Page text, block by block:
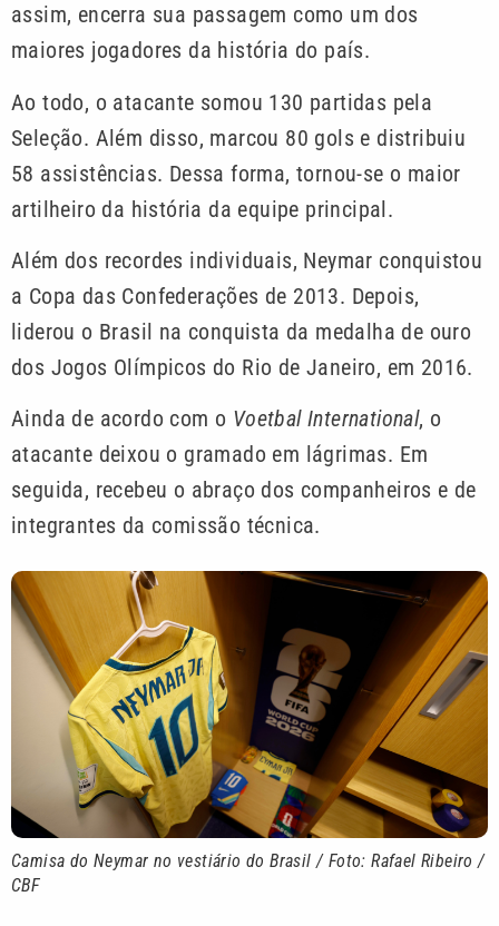
assim, encerra sua passagem como um dos
maiores jogadores da história do país.
Ao todo, o atacante somou 130 partidas pela
Seleção. Além disso, marcou 80 gols e distribuiu
58 assistências. Dessa forma, tornou-se o maior
artilheiro da história da equipe principal.
Além dos recordes individuais, Neymar conquistou
a Copa das Confederações de 2013. Depois,
liderou o Brasil na conquista da medalha de ouro
dos Jogos Olímpicos do Rio de Janeiro, em 2016.
Ainda de acordo com o Voetbal International, o
atacante deixou o gramado em lágrimas. Em
seguida, recebeu o abraço dos companheiros e de
integrantes da comissão técnica.
Camisa do Neymar no vestiário do Brasil / Foto: Rafael Ribeiro /
CBF